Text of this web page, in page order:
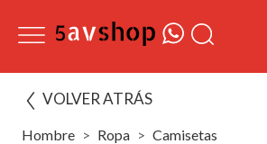
VOLVER ATRÁS
Hombre Ropa
Camisetas